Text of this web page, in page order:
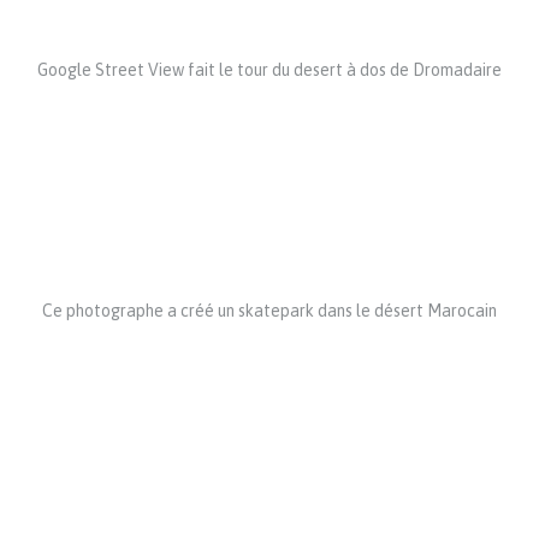
Google Street View fait le tour du desert à dos de Dromadaire
Ce photographe a créé un skatepark dans le désert Marocain